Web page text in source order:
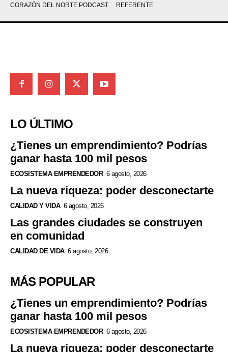
CORAZÓN DEL NORTE PODCAST
REFERENTE
LO ÚLTIMO
¿Tienes un emprendimiento? Podrías
ganar hasta 100 mil pesos
ECOSISTEMA EMPRENDEDOR 6 agosto, 2026
La nueva riqueza: poder desconectarte
CALIDAD Y VIDA 6 agosto, 2026
Las grandes ciudades se construyen
en comunidad
CALIDAD DE VIDA 6 agosto, 2026
MÁS POPULAR
¿Tienes un emprendimiento? Podrías
ganar hasta 100 mil pesos
ECOSISTEMA EMPRENDEDOR 6 agosto, 2026
La nueva riqueza: poder desconectarte